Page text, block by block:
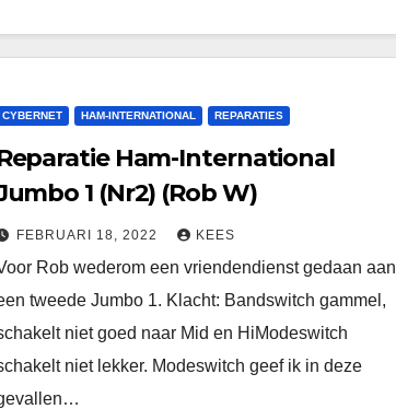
CYBERNET HAM-INTERNATIONAL REPARATIES
Ham-International
1 (Nr2) (Rob W)
FEBRUARI 18, 2022 KEES
Rob wederom een vriendendienst gedaan aan
tweede Jumbo 1. Klacht: Bandswitch gammel,
niet goed naar Mid en HiModeswitch
niet lekker. Modeswitch geef ik in deze